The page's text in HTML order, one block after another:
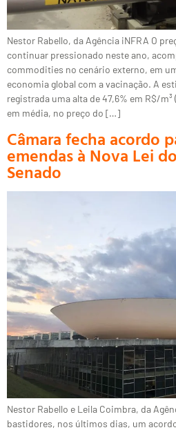
Nestor Rabello, da Agência iNFRA O
continuar pressionado neste ano,
commodities no cenário externo, em
economia global com a vacinação. A
registrada uma alta de 47,6% em R$/
em média, no preço do […]
Câmara fecha acordo
emendas à Nova Lei
Senado
Nestor Rabello e Leila Coimbra, da
bastidores, nos últimos dias, um